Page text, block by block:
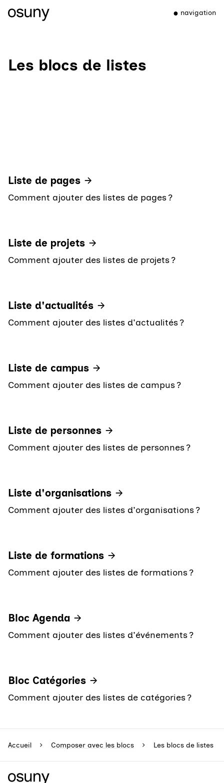
navigation
Les blocs de listes
Liste de pages
Comment ajouter des listes de pages ?
Liste de projets
Comment ajouter des listes de projets ?
Liste d'actualités
Comment ajouter des listes d'actualités ?
Liste de campus
Comment ajouter des listes de campus ?
Liste de personnes
Comment ajouter des listes de personnes ?
Liste d'organisations
Comment ajouter des listes d'organisations ?
Liste de formations
Comment ajouter des listes de formations ?
Bloc Agenda
Comment ajouter des listes d'événements ?
Bloc Catégories
Comment ajouter des listes de catégories ?
Accueil Composer avec les blocs Les blocs de listes